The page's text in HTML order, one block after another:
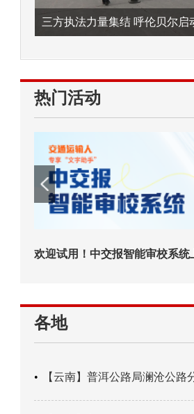
热门活动
欢迎试用！中交报智能审校系统
各地
【云南】普洱公路局澜沧公路分局主动防御成功处置